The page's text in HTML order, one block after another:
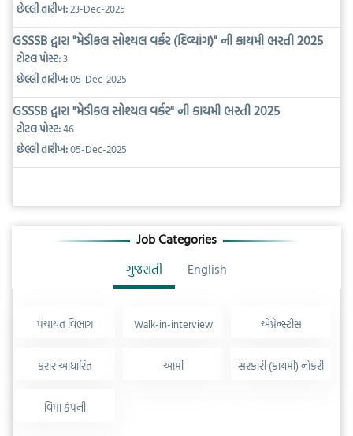
છેલ્લી તારીખ:23-Dec-2025
GSSSB દ્વારા "મેડીકલ સોશ્યલ વર્કર (દિવ્યાંગ)" ની કાયમી ભરતી 2025
ટોટલ પોસ્ટ:3
છેલ્લી તારીખ:05-Dec-2025
GSSSB દ્વારા "મેડીકલ સોશ્યલ વર્કર" ની કાયમી ભરતી 2025
ટોટલ પોસ્ટ:46
છેલ્લી તારીખ:05-Dec-2025
Job Categories
ગુજરાતી
English
પંચાયત વિભાગ Walk-in-interview એપ્રેન્સ્ટીસ
કરાર આધારિત આર્મી સરકારી (કાયમી) નોકરી
વિમા કંપની